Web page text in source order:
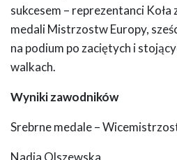
sukcesem – reprezentanci Koła
medali Mistrzostw Europy,
na podium po zaciętych i
walkach.
Wyniki zawodników
Srebrne medale –